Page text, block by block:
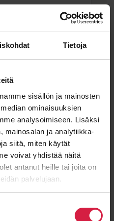
Tietoja
sisällön ja mainosten
ominaisuuksien
analysoimiseen. Lisäksi
mainosalan ja analytiikka-
siitä, miten käytät
voivat yhdistää näitä
antanut heille tai joita on
palvelujaan.